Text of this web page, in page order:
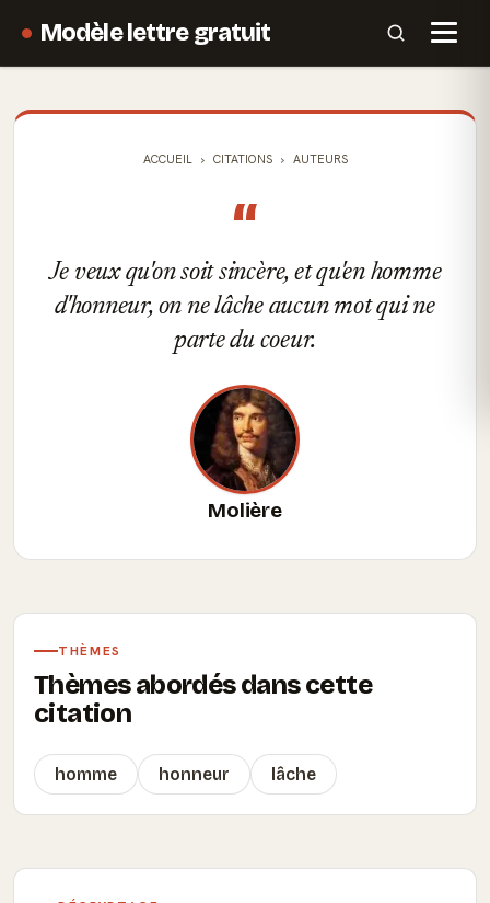
Modèle lettre gratuit
ACCUEIL CITATIONS AUTEURS
“
Je veux qu'on soit sincère, et qu'en homme
d'honneur, on ne lâche aucun mot qui ne
parte du coeur.
Molière
THÈMES
Thèmes abordés dans cette
citation
homme honneur lâche